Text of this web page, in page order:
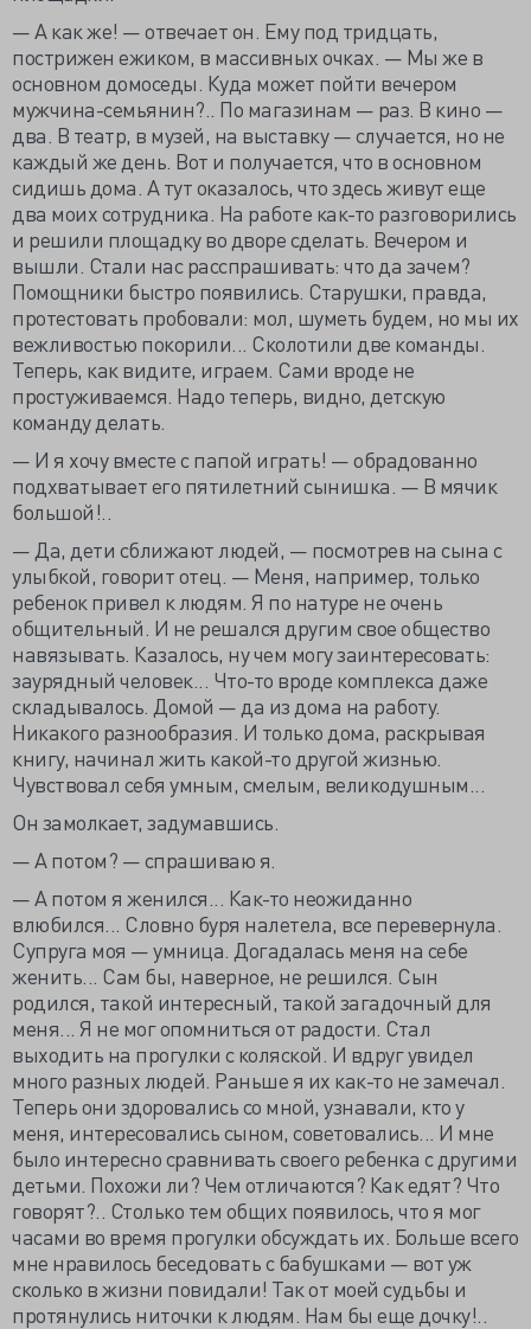
— А как же! — отвечает он. Ему под тридцать,
пострижен ежиком, в массивных очках. — Мы же в
основном домоседы. Куда может пойти вечером
мужчина-семьянин?.. По магазинам — раз. В кино —
два. В театр, в музей, на выставку — случается, но не
каждый же день. Вот и получается, что в основном
сидишь дома. А тут оказалось, что здесь живут еще
два моих сотрудника. На работе как-то разговорились
и решили площадку во дворе сделать. Вечером и
вышли. Стали нас расспрашивать: что да зачем?
Помощники быстро появились. Старушки, правда,
протестовать пробовали: мол, шуметь будем, но мы их
вежливостью покорили... Сколотили две команды.
Теперь, как видите, играем. Сами вроде не
простуживаемся. Надо теперь, видно, детскую
команду делать.
— И я хочу вместе с папой играть! — обрадованно
подхватывает его пятилетний сынишка. — В мячик
большой!..
— Да, дети сближают людей, — посмотрев на сына с
улыбкой, говорит отец. — Меня, например, только
ребенок привел к людям. Я по натуре не очень
общительный. И не решался другим свое общество
навязывать. Казалось, ну чем могу заинтересовать:
заурядный человек... Что-то вроде комплекса даже
складывалось. Домой — да из дома на работу.
Никакого разнообразия. И только дома, раскрывая
книгу, начинал жить какой-то другой жизнью.
Чувствовал себя умным, смелым, великодушным...
Он замолкает, задумавшись.
— А потом? — спрашиваю я.
— А потом я женился... Как-то неожиданно
влюбился... Словно буря налетела, все перевернула.
Супруга моя — умница. Догадалась меня на себе
женить... Сам бы, наверное, не решился. Сын
родился, такой интересный, такой загадочный для
меня... Я не мог опомниться от радости. Стал
выходить на прогулки с коляской. И вдруг увидел
много разных людей. Раньше я их как-то не замечал.
Теперь они здоровались со мной, узнавали, кто у
меня, интересовались сыном, советовались... И мне
было интересно сравнивать своего ребенка с другими
детьми. Похожи ли? Чем отличаются? Как едят? Что
говорят?.. Столько тем общих появилось, что я мог
часами во время прогулки обсуждать их. Больше всего
мне нравилось беседовать с бабушками — вот уж
сколько в жизни повидали! Так от моей судьбы и
протянулись ниточки к людям. Нам бы еще дочку!..